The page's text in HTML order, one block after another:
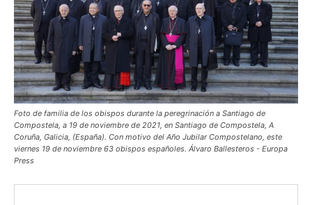
Foto de familia de los obispos durante la peregrinación a Santiago de
Compostela, a 19 de noviembre de 2021, en Santiago de Compostela, A
Coruña, Galicia, (España). Con motivo del Año Jubilar Compostelano, este
viernes 19 de noviembre 63 obispos españoles. Álvaro Ballesteros - Europa
Press